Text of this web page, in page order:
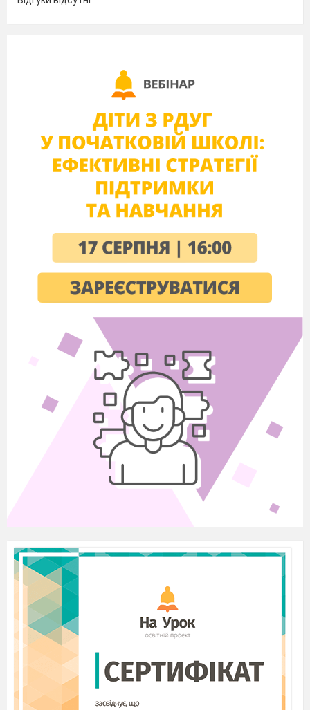
кінцевої вартості майна тощо.
податкової, митної та регуляторної політики;
- акумулювання коштів населення у рамках систем
- посилення інвестиційного напрямку ринку цінних паперів;
- посилення інвестиційної активності громадян та
забезпечення надійного захисту їх заощаджень;
- спрощення доступу підприємств до довгострокових
Якщо говорити про рівень підприємства, варто назвати
наступні заходи, потрібно:
- оптимально поєднати централізацію та децентралізацію
управління інвестиційною діяльністю;
- виробити нові цілі та завдання з удосконалення організації
аналітичного забезпечення методичного апарату управління
інвестиційною діяльністю;
- повсякчас вдосконалювати управління інвестиційною
- проводити оцінку інвестиційних проектів, при цьому
врахувати фактори ризику, ліквідності та інфляції.
Одним з ефективних інструментів перспективного
управ¬ління інвестиційною діяльністю підприємства в
умовах нестабільної державної інвестиційної політики та
значних змін макроекономічних показників, системи
державного регулювання ринкових процесів, кон'юнктури
інвестиційного ринку й пов'язаної з цим невизначеності;
повинна бути інвестиційна стратегія, яка є од¬нією із
ключових ланок загальної економічної стратегії розвитку
підприємства [2].
Отже, як було зазначено вище, формування інвестиційної
стратегії це не тільки складний творчий процес, який
потребує врахування певних умов за його реалі¬зації, це
перш за все довгостроковий план розвитку підприємства на
перспекти¬ву, розробка якого повинна враховувати умови,
Підсумовуючи, зазначимо, що інвестиційна стратегія не
тільки визначає умови й засоби для успішного розвитку
організації, а й враховує головні інвестиційні цілі щодо:
доходності, ліквідності, ризику та зростання капіталу
підприємства, рекомендації, які висуваються до складу
активів інвестиційного портфеля, умов придбання та
продажу ак¬тивів, термінів їх зберігання, пра¬вил їх обліку,
додержання нормативів, звітності та ін.